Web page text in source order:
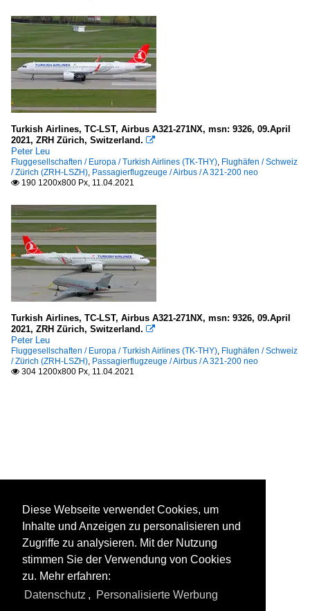
Turkish Airlines, TC-LST, Airbus A321-271NX, msn: 9326, 09.April
2021, ZRH Zürich, Switzerland. 
Peter Leu
Fluggesellschaften / Europa / Turkish Airlines (TK-THY), Flughäfen / Schweiz
/ Zürich (ZRH-LSZH), Passagierflugzeuge / Airbus / A 321-200 neo
 190 1200x800 Px, 11.04.2021
Turkish Airlines, TC-LST, Airbus A321-271NX, msn: 9326, 09.April
2021, ZRH Zürich, Switzerland. 
Peter Leu
Fluggesellschaften / Europa / Turkish Airlines (TK-THY), Flughäfen / Schweiz
/ Zürich (ZRH-LSZH), Passagierflugzeuge / Airbus / A 321-200 neo
 304 1200x800 Px, 11.04.2021
Diese Webseite verwendet Cookies, um
Inhalte und Anzeigen zu personalisieren und
Zugriffe zu analysieren. Mit der Nutzung
stimmen Sie der Verwendung von Cookies
zu. Mehr erfahren:
Datenschutz , Personalisierte Werbung